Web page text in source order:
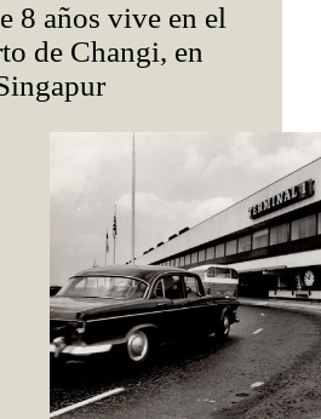
8 años vive en el
de Changi, en